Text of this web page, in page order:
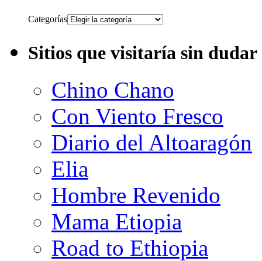
Categorías
Sitios que visitaría sin dudar
Chino Chano
Con Viento Fresco
Diario del Altoaragón
Elia
Hombre Revenido
Mama Etiopia
Road to Ethiopia